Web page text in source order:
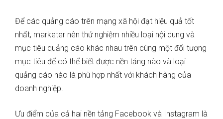
Để các quảng cáo trên mạng xã hội đạt hiệu quả tốt
nhất, marketer nên thử nghiệm nhiều loại nội dung và
mục tiêu quảng cáo khác nhau trên cùng một đối tượng
mục tiêu để có thể biết được nền tảng nào và loại
quảng cáo nào là phù hợp nhất với khách hàng của
doanh nghiệp.
Ưu điểm của cả hai nền tảng Facebook và Instagram là